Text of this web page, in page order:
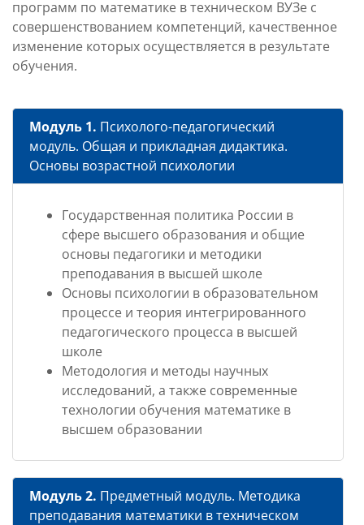
программ по математике в техническом ВУЗе с
совершенствованием компетенций, качественное
изменение которых осуществляется в результате
обучения.
Модуль 1. Психолого-педагогический
модуль. Общая и прикладная дидактика.
Основы возрастной психологии
Государственная политика России в
сфере высшего образования и общие
основы педагогики и методики
преподавания в высшей школе
Основы психологии в образовательном
процессе и теория интегрированного
педагогического процесса в высшей
школе
Методология и методы научных
исследований, а также современные
технологии обучения математике в
высшем образовании
Модуль 2. Предметный модуль. Методика
преподавания математики в техническом